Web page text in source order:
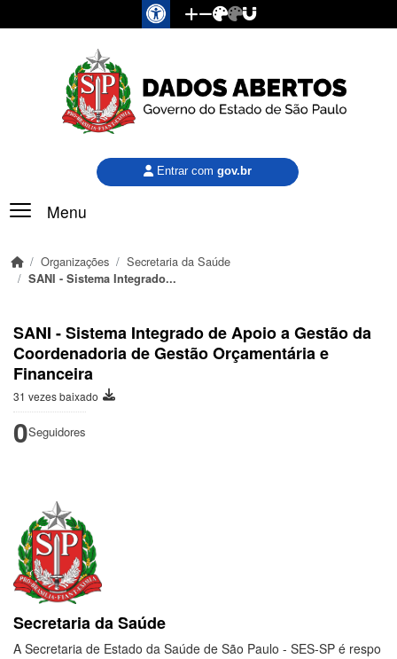
Pular para o conteúdo principal
Menu
Entrar com gov.br
Organizações Secretaria da Saúde
SANI - Sistema Integrado...
SANI - Sistema Integrado de Apoio a Gestão da
Coordenadoria de Gestão Orçamentária e
Financeira
31 vezes baixado
0Seguidores
Secretaria da Saúde
A Secretaria de Estado da Saúde de São Paulo - SES-SP é respo